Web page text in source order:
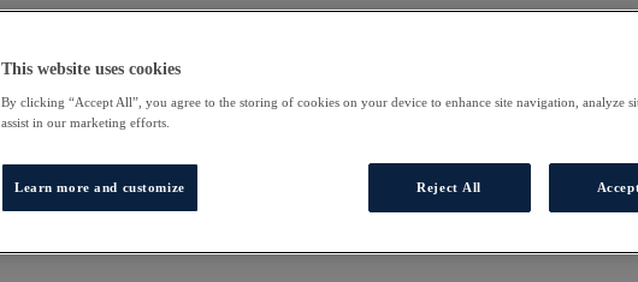
This website uses cookies
By clicking “Accept All”, you agree to the storing of cookies on your device to enhance site navigation, analyze
assist in our marketing efforts.
Learn more and customize Reject All